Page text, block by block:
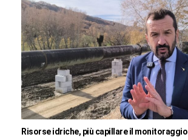
Risorse idriche, più capillare il monitoraggio